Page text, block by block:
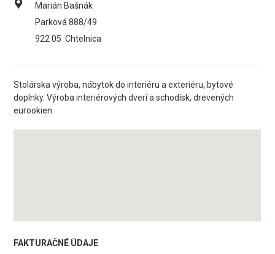
Marián Bašnák
Parková 888/49
922 05 Chtelnica
Stolárska výroba, nábytok do interiéru a exteriéru, bytové
doplnky. Výroba interiérových dverí a schodísk, drevených
eurookien.
FAKTURAČNÉ ÚDAJE